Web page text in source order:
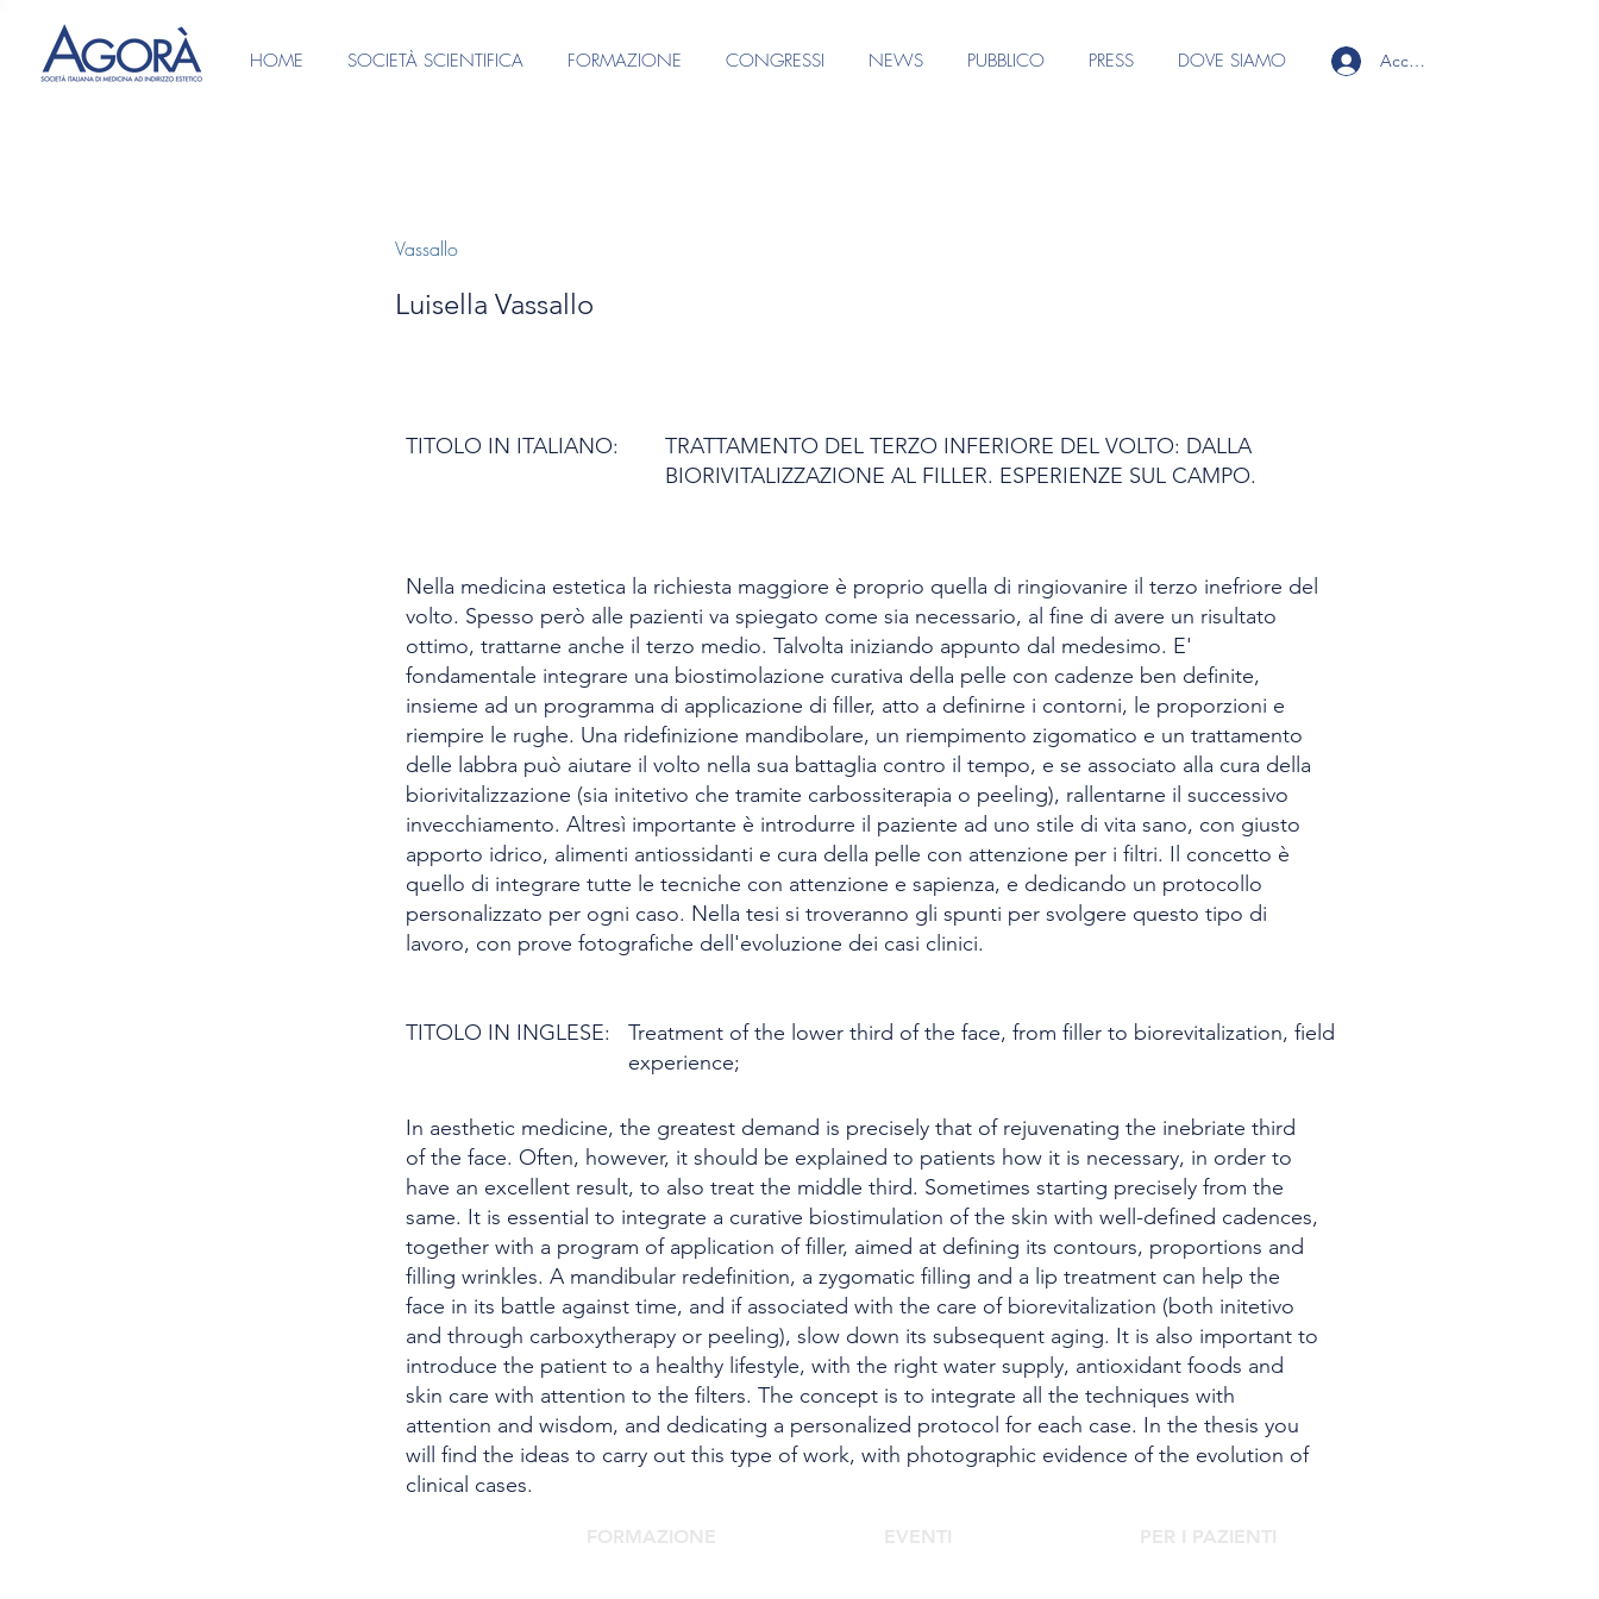
HOME SOCIETÀ SCIENTIFICA FORMAZIONE CONGRESSI NEWS PUBBLICO PRESS DOVE SIAMO Accedi
Vassallo
Luisella Vassallo
TITOLO IN ITALIANO:
TRATTAMENTO DEL TERZO INFERIORE DEL VOLTO: DALLA
BIORIVITALIZZAZIONE AL FILLER. ESPERIENZE SUL CAMPO.
Nella medicina estetica la richiesta maggiore è proprio quella di ringiovanire il terzo inefriore del
volto. Spesso però alle pazienti va spiegato come sia necessario, al fine di avere un risultato
ottimo, trattarne anche il terzo medio. Talvolta iniziando appunto dal medesimo. E'
fondamentale integrare una biostimolazione curativa della pelle con cadenze ben definite,
insieme ad un programma di applicazione di filler, atto a definirne i contorni, le proporzioni e
riempire le rughe. Una ridefinizione mandibolare, un riempimento zigomatico e un trattamento
delle labbra può aiutare il volto nella sua battaglia contro il tempo, e se associato alla cura della
biorivitalizzazione (sia initetivo che tramite carbossiterapia o peeling), rallentarne il successivo
invecchiamento. Altresì importante è introdurre il paziente ad uno stile di vita sano, con giusto
apporto idrico, alimenti antiossidanti e cura della pelle con attenzione per i filtri. Il concetto è
quello di integrare tutte le tecniche con attenzione e sapienza, e dedicando un protocollo
personalizzato per ogni caso. Nella tesi si troveranno gli spunti per svolgere questo tipo di
lavoro, con prove fotografiche dell'evoluzione dei casi clinici.
TITOLO IN INGLESE:
Treatment of the lower third of the face, from filler to biorevitalization, field
experience;
In aesthetic medicine, the greatest demand is precisely that of rejuvenating the inebriate third
of the face. Often, however, it should be explained to patients how it is necessary, in order to
have an excellent result, to also treat the middle third. Sometimes starting precisely from the
same. It is essential to integrate a curative biostimulation of the skin with well-defined cadences,
together with a program of application of filler, aimed at defining its contours, proportions and
filling wrinkles. A mandibular redefinition, a zygomatic filling and a lip treatment can help the
face in its battle against time, and if associated with the care of biorevitalization (both initetivo
and through carboxytherapy or peeling), slow down its subsequent aging. It is also important to
introduce the patient to a healthy lifestyle, with the right water supply, antioxidant foods and
skin care with attention to the filters. The concept is to integrate all the techniques with
attention and wisdom, and dedicating a personalized protocol for each case. In the thesis you
will find the ideas to carry out this type of work, with photographic evidence of the evolution of
clinical cases.
FORMAZIONE EVENTI PER I PAZIENTI